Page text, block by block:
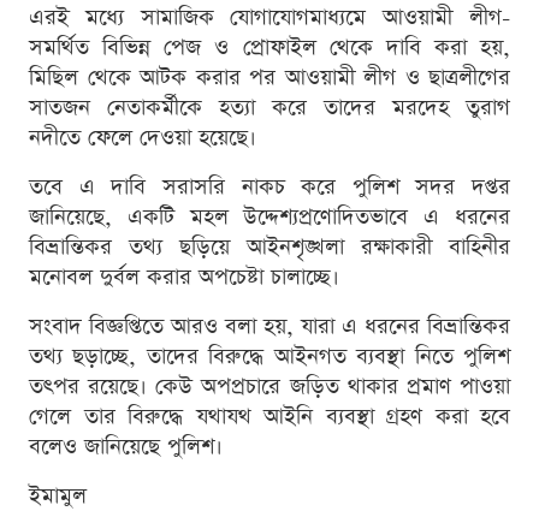
এরই মধ্যে সামাজিক যোগাযোগমাধ্যমে আওয়ামী লীগ-
সমর্থিত বিভিন্ন পেজ ও প্রোফাইল থেকে দাবি করা হয়,
মিছিল থেকে আটক করার পর আওয়ামী লীগ ও ছাত্রলীগের
সাতজন নেতাকর্মীকে হত্যা করে তাদের মরদেহ তুরাগ
নদীতে ফেলে দেওয়া হয়েছে।
তবে এ দাবি সরাসরি নাকচ করে পুলিশ সদর দপ্তর
জানিয়েছে, একটি মহল উদ্দেশ্যপ্রণোদিতভাবে এ ধরনের
বিভ্রান্তিকর তথ্য ছড়িয়ে আইনশৃঙ্খলা রক্ষাকারী বাহিনীর
মনোবল দুর্বল করার অপচেষ্টা চালাচ্ছে।
সংবাদ বিজ্ঞপ্তিতে আরও বলা হয়, যারা এ ধরনের বিভ্রান্তিকর
তথ্য ছড়াচ্ছে, তাদের বিরুদ্ধে আইনগত ব্যবস্থা নিতে পুলিশ
তৎপর রয়েছে। কেউ অপপ্রচারে জড়িত থাকার প্রমাণ পাওয়া
গেলে তার বিরুদ্ধে যথাযথ আইনি ব্যবস্থা গ্রহণ করা হবে
বলেও জানিয়েছে পুলিশ।
ইমামুল